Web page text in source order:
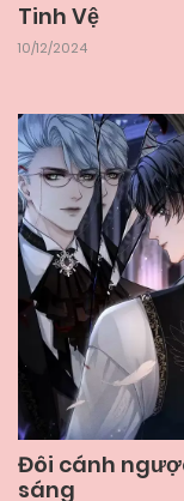
Tinh Vệ
10/12/2024
Đôi cánh
sáng